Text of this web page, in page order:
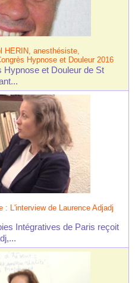
HERIN, anesthésiste,
Hypnose et Douleur 2016
Hypnose et Douleur de St
: L'interview de Laurence Adjadj
Intégratives de Paris reçoit